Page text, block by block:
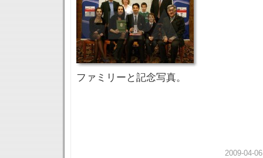
ファミリーと記念写真。
2009-04-